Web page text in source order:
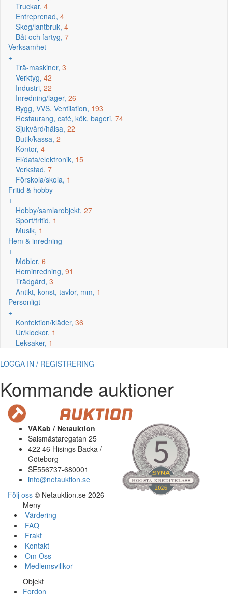
Truckar, 4
Entreprenad, 4
Skog/lantbruk, 4
Båt och fartyg, 7
Verksamhet
+
Trä-maskiner, 3
Verktyg, 42
Industri, 22
Inredning/lager, 26
Bygg, VVS, Ventilation, 193
Restaurang, café, kök, bageri, 74
Sjukvård/hälsa, 22
Butik/kassa, 2
Kontor, 4
El/data/elektronik, 15
Verkstad, 7
Förskola/skola, 1
Fritid & hobby
+
Hobby/samlarobjekt, 27
Sport/fritid, 1
Musik, 1
Hem & inredning
+
Möbler, 6
Heminredning, 91
Trädgård, 3
Antikt, konst, tavlor, mm, 1
Personligt
+
Konfektion/kläder, 36
Ur/klockor, 1
Leksaker, 1
LOGGA IN / REGISTRERING
Kommande auktioner
VAKab / Netauktion
Salsmästaregatan 25
422 46 Hisings Backa /
Göteborg
SE556737-680001
info@netauktion.se
Följ oss © Netauktion.se 2026
Meny
Värdering
FAQ
Frakt
Kontakt
Om Oss
Medlemsvillkor
Objekt
Fordon